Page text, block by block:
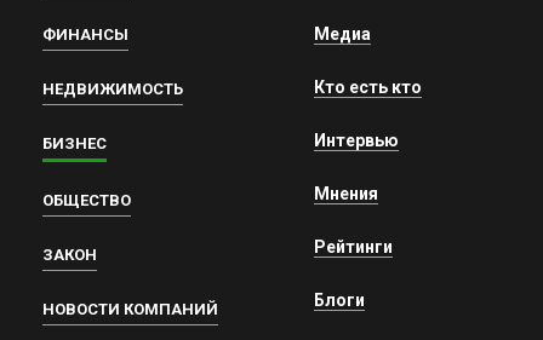
ФИНАНСЫ
НЕДВИЖИМОСТЬ
БИЗНЕС
ОБЩЕСТВО
ЗАКОН
НОВОСТИ КОМПАНИЙ
Медиа
Кто есть кто
Интервью
Мнения
Рейтинги
Блоги